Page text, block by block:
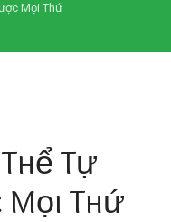
Mọi Thứ
Tự
Thứ